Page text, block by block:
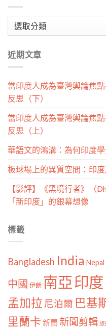
類
近期文章
當印度人成為臺灣輿論焦
反思（下）
當印度人成為臺灣輿論焦
反思（上）
華語文的鴻溝：為何印度
板球場上的異質空間：印
【影評】《黑境行者》（
「新印度」的銀幕想像
標籤
Bangladesh India Nepal
中國 伊朗 南亞印度
孟加拉 尼泊爾 巴基
里蘭卡 新聞 新聞剪輯 旅